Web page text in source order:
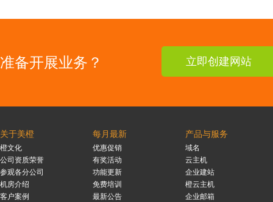
准备开展业务？ 立即创建网站
关于美橙
橙文化
公司资质荣誉
参观各分公司
机房介绍
客户案例
每月最新
优惠促销
有奖活动
功能更新
免费培训
最新公告
产品与服务
域名
云主机
企业建站
橙云主机
企业邮箱